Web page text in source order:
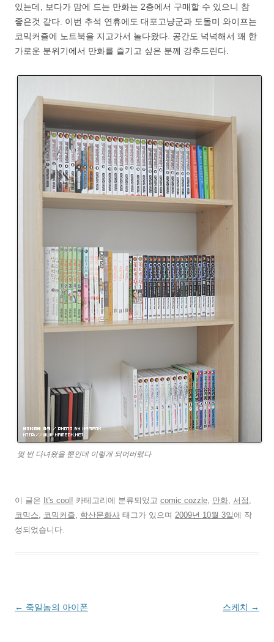
있는데, 보다가 맘에 드는 만화는 2층에서 구매할 수 있으니 참
좋은것 같다. 이번 추석 연휴에도 대포고냥군과 도돌미 와이프는
코믹커즐에 노트북을 지고가서 놀다왔다. 공간도 넉넉해서 꽤 한
가로운 분위기에서 만화를 즐기고 싶은 분께 강추드린다.
몇 번 다녀왔을 뿐인데 이렇게 되어버렸다
이 글은 It's cool! 카테고리에 분류되었고 comic cozzle, 만화, 서점 ,
코믹스, 코믹커즐, 학산문화사 태그가 있으며 2009년 10월 3일에 작
성되었습니다.
글
← 죽일놈의 아이폰 스케치 →